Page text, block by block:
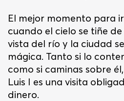
El mejor momento para
cuando el cielo se tiñe
vista del río y la ciudad
mágica. Tanto si lo
como si caminas sobre
Luis I es una visita
dinero.